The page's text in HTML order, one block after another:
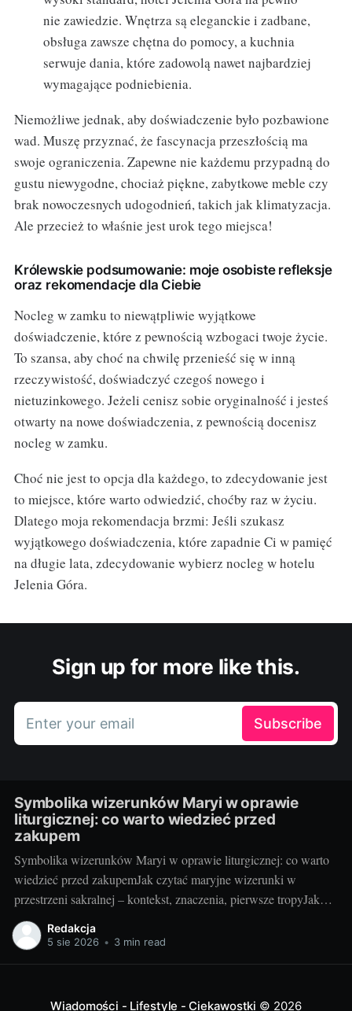
nie zawiedzie. Wnętrza są eleganckie i zadbane,
obsługa zawsze chętna do pomocy, a kuchnia
serwuje dania, które zadowolą nawet najbardziej
wymagające podniebienia.
Niemożliwe jednak, aby doświadczenie było pozbawione
wad. Muszę przyznać, że fascynacja przeszłością ma
swoje ograniczenia. Zapewne nie każdemu przypadną do
gustu niewygodne, chociaż piękne, zabytkowe meble czy
brak nowoczesnych udogodnień, takich jak klimatyzacja.
Ale przecież to właśnie jest urok tego miejsca!
Królewskie podsumowanie: moje osobiste refleksje
oraz rekomendacje dla Ciebie
Nocleg w zamku to niewątpliwie wyjątkowe
doświadczenie, które z pewnością wzbogaci twoje życie.
To szansa, aby choć na chwilę przenieść się w inną
rzeczywistość, doświadczyć czegoś nowego i
nietuzinkowego. Jeżeli cenisz sobie oryginalność i jesteś
otwarty na nowe doświadczenia, z pewnością docenisz
nocleg w zamku.
Choć nie jest to opcja dla każdego, to zdecydowanie jest
to miejsce, które warto odwiedzić, choćby raz w życiu.
Dlatego moja rekomendacja brzmi: Jeśli szukasz
wyjątkowego doświadczenia, które zapadnie Ci w pamięć
na długie lata, zdecydowanie wybierz nocleg w hotelu
Jelenia Góra.
Sign up for more like this.
Enter your email Subscribe
Symbolika wizerunków Maryi w oprawie
liturgicznej: co warto wiedzieć przed
zakupem
Symbolika wizerunków Maryi w oprawie liturgicznej: co warto
wiedzieć przed zakupemJak czytać maryjne wizerunki w
przestrzeni sakralnej – kontekst, znaczenia, pierwsze tropyJako
blogerka, która z radością testuje i porównuje rozwiązania do
kościołów i kaplic, wiem jedno: maryjny wizerunek w liturgii nie
Redakcja
5 sie 2026 • 3 min read
Wiadomości - Lifestyle - Ciekawostki © 2026